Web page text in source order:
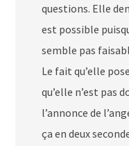
questions. Elle
est possible
semble pas
Le fait qu’elle
qu’elle n’est pas
l’annonce de
ça en deux